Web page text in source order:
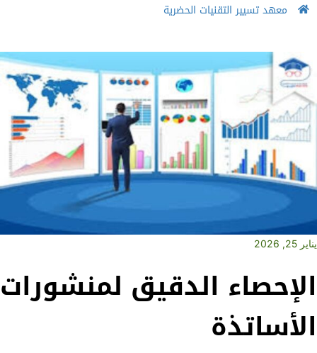
معهد تسيير التقنيات الحضرية
يناير 25, 2026
الإحصاء الدقيق لمنشورات
الأساتذة